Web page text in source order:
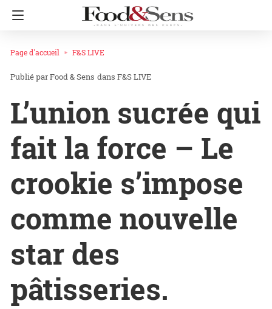
Page d'accueil F&S LIVE
Food & Sens dans F&S LIVE
L’union sucrée qui
fait la force – Le
crookie s’impose
comme nouvelle
star des
pâtisseries.